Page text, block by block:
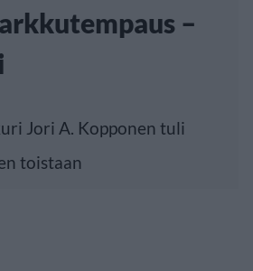
–
Jori A. Kopponen tuli
toistaan